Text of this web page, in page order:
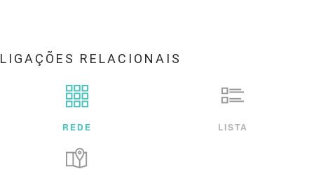
LIGAÇÕES RELACIONAIS
REDE LISTA